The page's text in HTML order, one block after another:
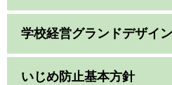
学校経営グランドデザイン
いじめ防止基本方針